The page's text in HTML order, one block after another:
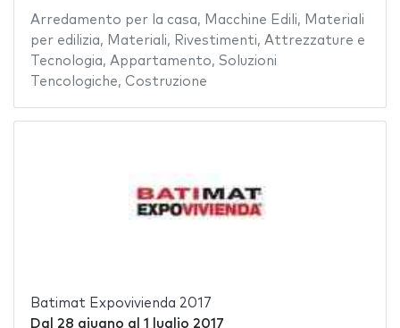
Arredamento per la casa, Macchine Edili, Materiali
per edilizia, Materiali, Rivestimenti, Attrezzature e
Tecnologia, Appartamento, Soluzioni
Tencologiche, Costruzione
Batimat Expovivienda 2017
Dal 28 giugno al 1 luglio 2017